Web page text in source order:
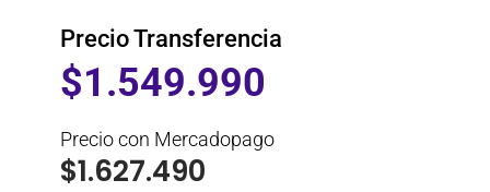
Precio Transferencia
$1.549.990
Precio con Mercadopago
$1.627.490